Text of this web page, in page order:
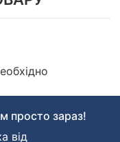
просто зараз!
від